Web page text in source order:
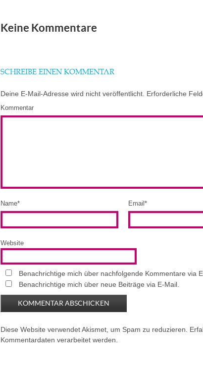
Keine Kommentare
SCHREIBE EINEN KOMMENTAR
Deine E-Mail-Adresse wird nicht veröffentlicht. Erforderliche
Kommentar
Name* Email *
Website
Benachrichtige mich über nachfolgende Kommentare via
Benachrichtige mich über neue Beiträge via E-Mail.
Diese Website verwendet Akismet, um Spam zu reduzieren.
Kommentardaten verarbeitet werden.